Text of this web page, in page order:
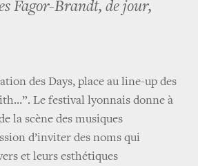
Fagor-Brandt, de jour,
des Days, place au line-up des
Le festival lyonnais donne à
la scène des musiques
d’inviter des noms qui
et leurs esthétiques